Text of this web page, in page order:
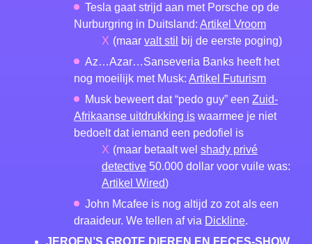
Tesla gaat strijd aan met Porsche op de
Nurburgring in Duitsland: Artikel Vroom
(maar valt stil
bij de eerste poging)
Az…Azar…Sanseveria Banks heeft het
nog moeilijk met Musk: Artikel Futurism
Musk beweert dat “pedo guy” een Zuid-
Afrikaanse uitdrukking is waarmee je niet
bedoelt dat iemand een pedofiel is
(maar betaalt wel shady privé
detective 50.000 dollar voor vuile was:
Artikel Wired)
John Mcafee is nog altijd zo zot als een
draaideur. We tellen af via Dickline.
JEROEN’S GROTE DIEREN EN FECES-SHOW